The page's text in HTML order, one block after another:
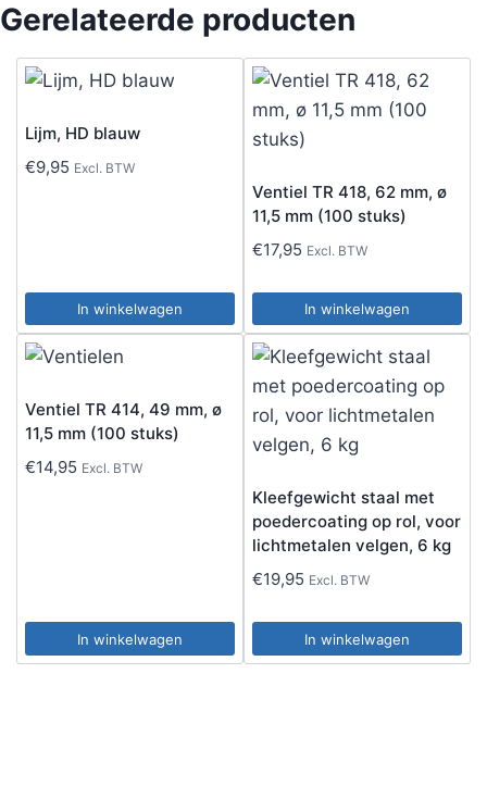
Gerelateerde producten
Lijm, HD blauw
€9,95 Excl. BTW
In winkelwagen
Ventiel TR 418, 62 mm, ø
11,5 mm (100 stuks)
€17,95 Excl. BTW
In winkelwagen
Ventiel TR 414, 49 mm, ø
11,5 mm (100 stuks)
€14,95 Excl. BTW
In winkelwagen
Kleefgewicht staal met
poedercoating op rol, voor
lichtmetalen velgen, 6 kg
€19,95 Excl. BTW
In winkelwagen